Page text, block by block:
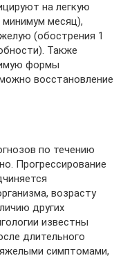
на легкую
месяц),
(обострения 1
Также
формы
восстановление
по течению
Прогрессирование
возрасту
других
известны
длительного
симптомами,